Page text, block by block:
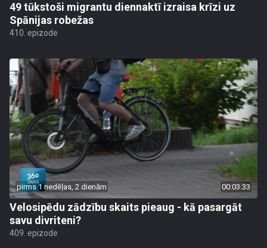
49 tūkstoši migrantu diennaktī izraisa krīzi uz
Spānijas robežas
410. epizode
pirms 1 nedēļas, 2 dienām 00:03:33
Velosipēdu zādzību skaits pieaug - kā pasargāt
savu divriteni?
409. epizode